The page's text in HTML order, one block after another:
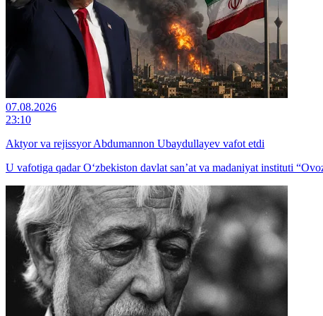
07.08.2026
23:10
Aktyor va rejissyor Abdumannon Ubaydullayev vafot etdi
U vafotiga qadar O‘zbekiston davlat san’at va madaniyat instituti